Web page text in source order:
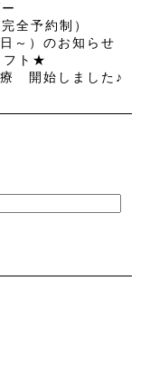
全予約制）
～）のお知らせ
フト★
療 開始しました♪